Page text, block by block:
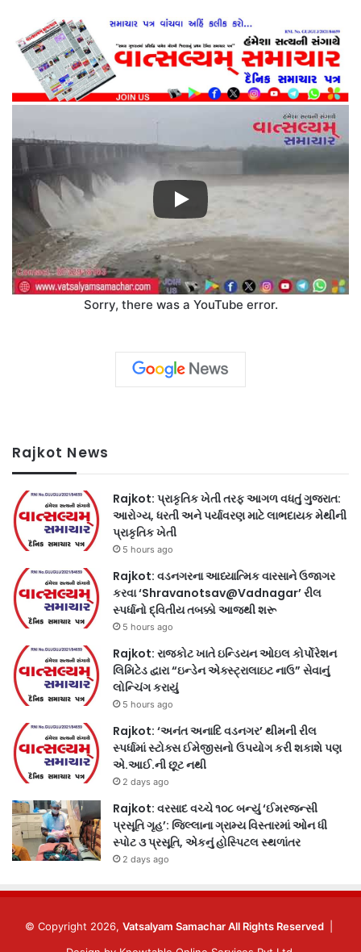
Sorry, there was a YouTube error.
Rajkot News
Rajkot: પ્રાકૃતિક ખેતી તરફ આગળ વધતું ગુજરાત:
આરોગ્ય, ધરતી અને પર્યાવરણ માટે લાભદાયક મેથીની
પ્રાકૃતિક ખેતી
5 hours ago
Rajkot: વડનગરના આધ્યાત્મિક વારસાને ઉજાગર
કરવા ‘Shravanotsav@Vadnagar’ રીલ
સ્પર્ધાનો દ્વિતીય તબક્કો આજથી શરૂ
5 hours ago
Rajkot: રાજકોટ ખાતે ઇન્ડિયન ઓઇલ કોર્પોરેશન
લિમિટેડ દ્વારા “ઇન્ડેન એક્સ્ટ્રાલાઇટ નાઉ” સેવાનું
લોન્ચિંગ કરાયું
5 hours ago
Rajkot: ‘અનંત અનાદિ વડનગર’ થીમની રીલ
સ્પર્ધામાં સ્ટોક્સ ઈમેજીસનો ઉપયોગ કરી શકાશે પણ
એ.આઈ.ની છૂટ નથી
2 days ago
Rajkot: વરસાદ વચ્ચે ૧૦૮ બન્યું ‘ઈમરજન્સી
પ્રસૂતિ ગૃહ’: જિલ્લાના ગ્રામ્ય વિસ્તારમાં ઓન ધી
સ્પોટ ૩ પ્રસૂતિ, એકનું હોસ્પિટલ સ્થળાંતર
2 days ago
© Copyright 2026, Vatsalyam Samachar All Rights Reserved